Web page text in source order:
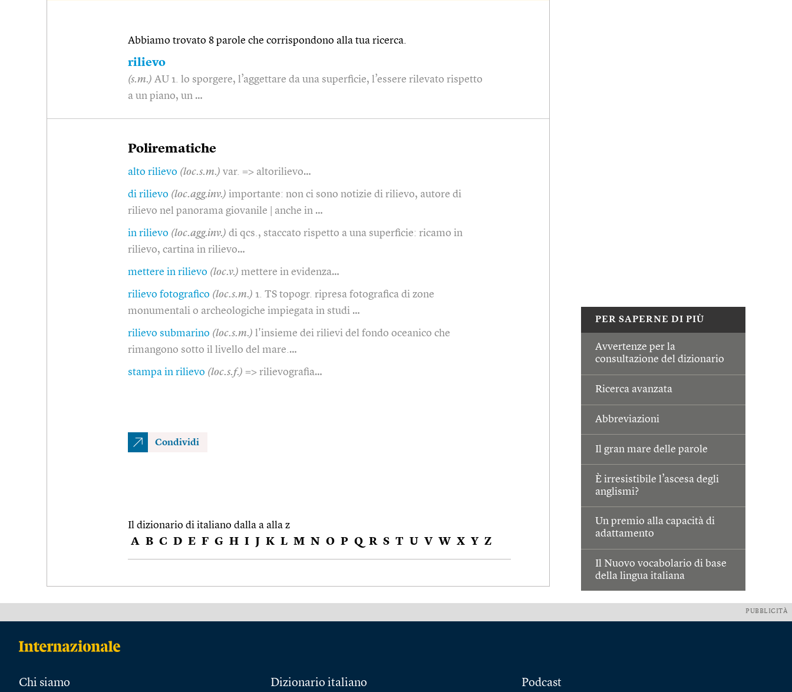
PER SAPERNE DI PIÙ
Avvertenze per la
consultazione del dizionario
Ricerca avanzata
Abbreviazioni
Il gran mare delle parole
È irresistibile l’ascesa degli
anglismi?
Un premio alla capacità di
adattamento
Il Nuovo vocabolario di base
della lingua italiana
Abbiamo trovato 8 parole che corrispondono alla tua ricerca.
rilievo
(s.m.) AU 1. lo sporgere, l’aggettare da una superficie, l’essere rilevato rispetto
a un piano, un …
Polirematiche
alto rilievo (loc.s.m.) var. => altorilievo…
di rilievo (loc.agg.inv.) importante: non ci sono notizie di rilievo, autore di
rilievo nel panorama giovanile | anche in …
in rilievo (loc.agg.inv.) di qcs., staccato rispetto a una superficie: ricamo in
rilievo, cartina in rilievo…
mettere in rilievo (loc.v.) mettere in evidenza…
rilievo fotografico (loc.s.m.) 1. TS topogr. ripresa fotografica di zone
monumentali o archeologiche impiegata in studi …
rilievo submarino (loc.s.m.) l'insieme dei rilievi del fondo oceanico che
rimangono sotto il livello del mare.…
stampa in rilievo (loc.s.f.) => rilievografia…
Condividi
Il dizionario di italiano dalla a alla z
A B C D E F G H I J K L M N O P Q R S T U V W X Y Z
PUBBLICITÀ
Chi siamo Dizionario italiano Podcast